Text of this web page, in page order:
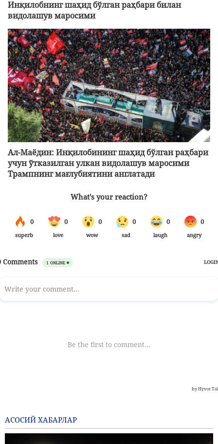
Инқилобнинг шаҳид бўлган раҳбари билан
видолашув маросими
Ал-Маёдин: Инқилобининг шаҳид бўлган раҳбари
учун ўтказилган улкан видолашув маросими
Трампнинг мағлубиятини англатади
АСОСИЙ ХАБАРЛАР